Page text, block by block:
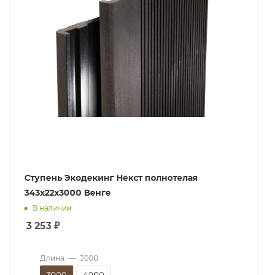
Ступень Экодекинг Некст полнотелая
343х22х3000 Венге
В наличии
3 253 ₽
Длина — 3000